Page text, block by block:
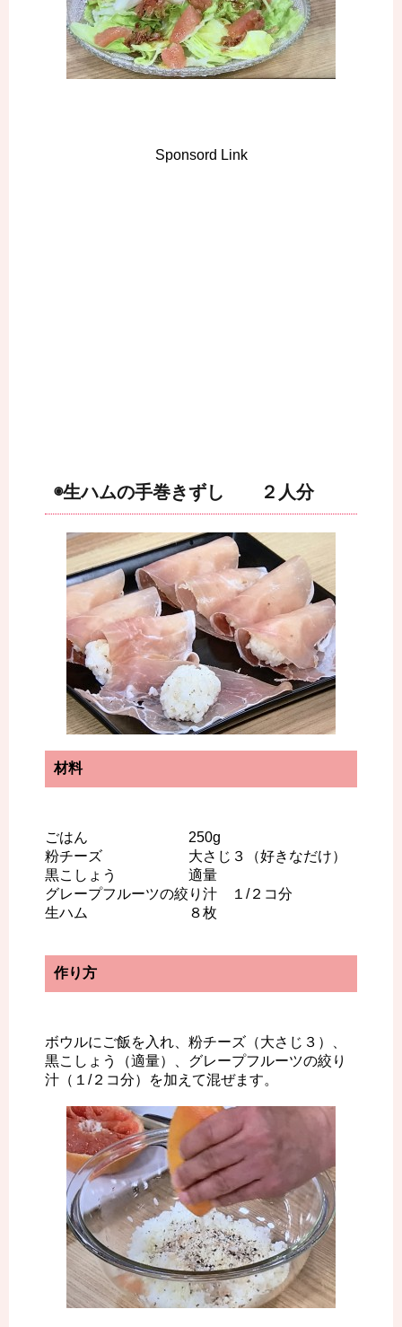
Sponsord Link
◉生ハムの手巻きずし ２人分
材料
ごはん 250g
粉チーズ 大さじ３（好きなだけ）
黒こしょう 適量
グレープフルーツの絞り汁 １/２コ分
生ハム ８枚
作り方
ボウルにご飯を入れ、粉チーズ（大さじ３）、
黒こしょう（適量）、グレープフルーツの絞り
汁（１/２コ分）を加えて混ぜます。